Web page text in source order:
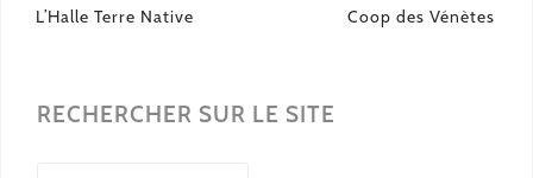
Navigation
L’Halle Terre Native Coop des Vénètes
RECHERCHER SUR LE SITE